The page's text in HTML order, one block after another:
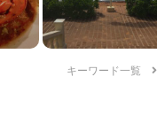
キーワード一覧